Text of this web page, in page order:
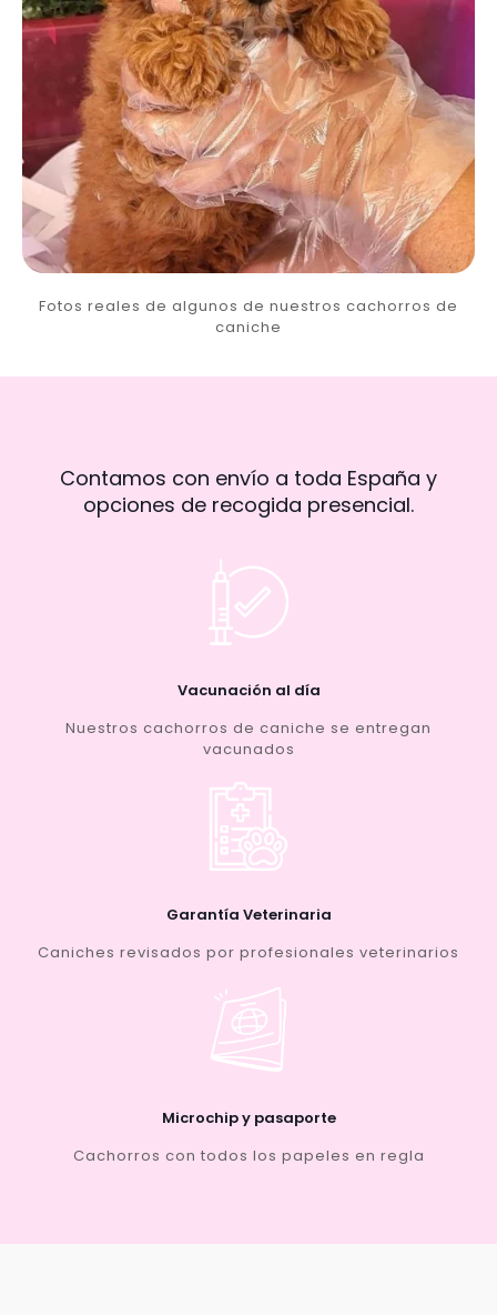
Fotos reales de algunos de nuestros cachorros de
caniche
Contamos con envío a toda España y
opciones de recogida presencial.
Vacunación al día
Nuestros cachorros de caniche se entregan
vacunados
Garantía Veterinaria
Caniches revisados por profesionales veterinarios
Microchip y pasaporte
Cachorros con todos los papeles en regla